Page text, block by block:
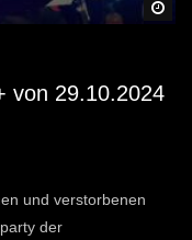
von 29.10.2024
und verstorbenen
der